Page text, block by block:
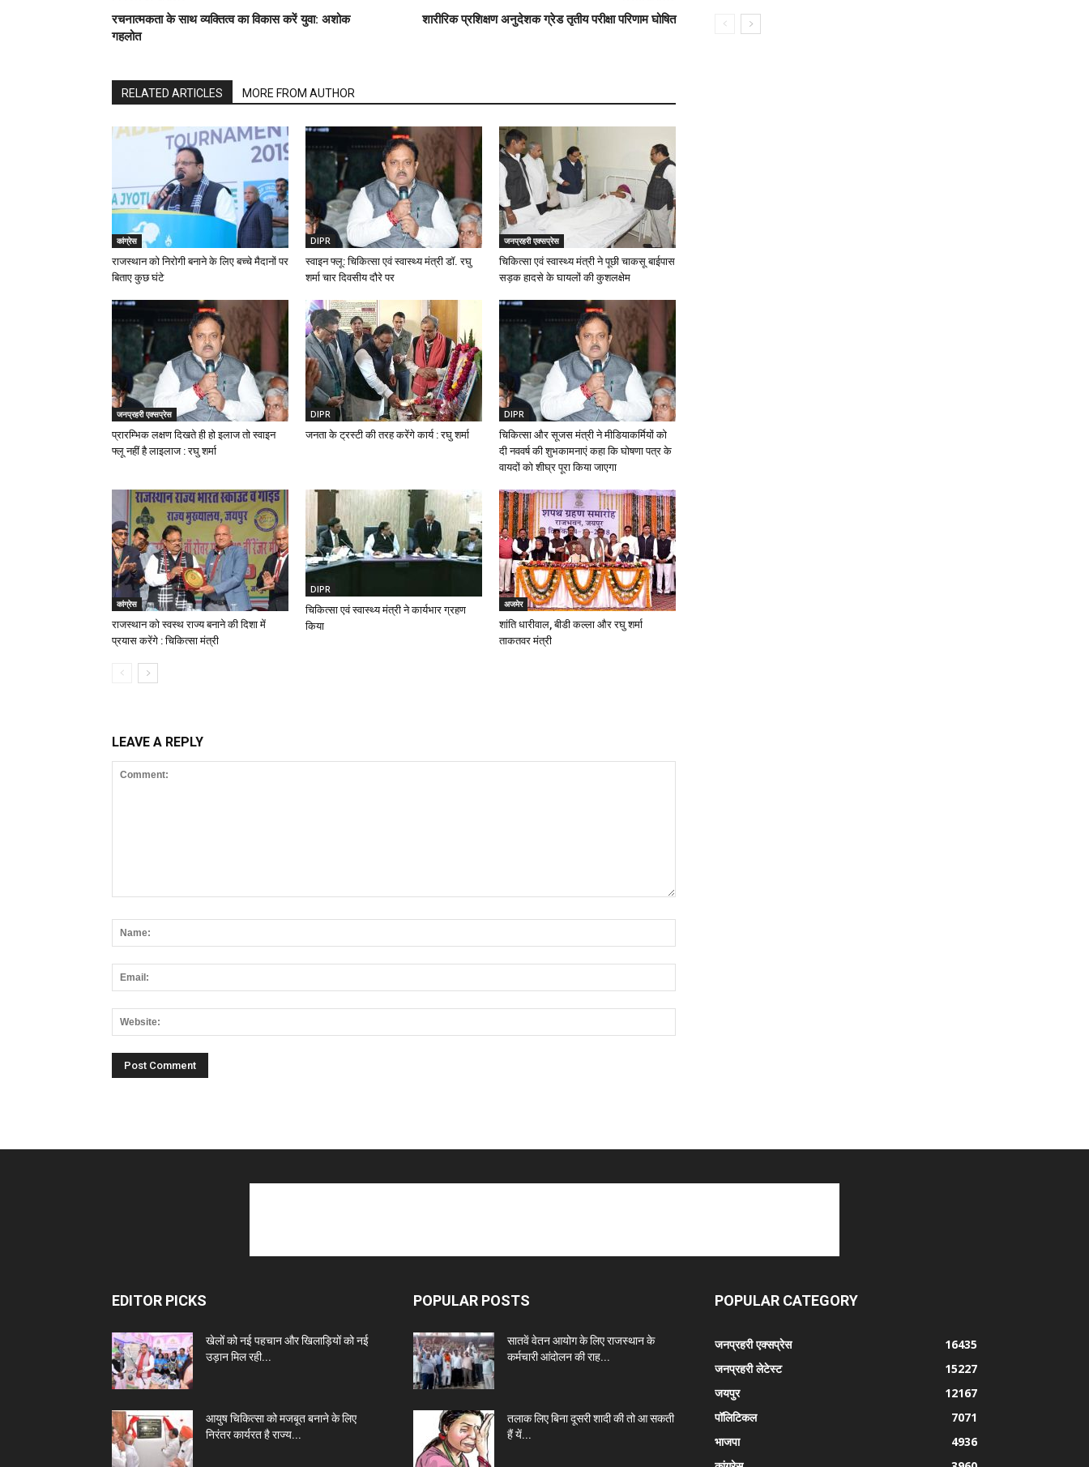
रचनात्मकता के साथ व्यक्तित्व का विकास करें युवा: अशोक
गहलोत
शारीरिक प्रशिक्षण अनुदेशक ग्रेड तृतीय परीक्षा परिणाम घोषित
RELATED ARTICLES MORE FROM AUTHOR
कांग्रेस
राजस्थान को निरोगी बनाने के लिए बच्चे मैदानों पर
बिताए कुछ घंटे
DIPR
स्वाइन फ्लू: चिकित्सा एवं स्वास्थ्य मंत्री डॉ. रघु
शर्मा चार दिवसीय दौरे पर
जनप्रहरी एक्सप्रेस
चिकित्सा एवं स्वास्थ्य मंत्री ने पूछी चाकसू बाईपास
सड़क हादसे के घायलों की कुशलक्षेम
जनप्रहरी एक्सप्रेस
प्रारम्भिक लक्षण दिखते ही हो इलाज तो स्वाइन
फ्लू नहीं है लाइलाज : रघु शर्मा
DIPR
जनता के ट्रस्टी की तरह करेंगे कार्य : रघु शर्मा
DIPR
चिकित्सा और सूजस मंत्री ने मीडियाकर्मियों को
दी नववर्ष की शुभकामनाएं कहा कि घोषणा पत्र के
वायदों को शीघ्र पूरा किया जाएगा
कांग्रेस
राजस्थान को स्वस्थ राज्य बनाने की दिशा में
प्रयास करेंगे : चिकित्सा मंत्री
DIPR
चिकित्सा एवं स्वास्थ्य मंत्री ने कार्यभार ग्रहण
किया
अजमेर
शांति धारीवाल, बीडी कल्ला और रघु शर्मा
ताकतवर मंत्री
LEAVE A REPLY
EDITOR PICKS
खेलों को नई पहचान और खिलाड़ियों को नई
उड़ान मिल रही...
आयुष चिकित्सा को मजबूत बनाने के लिए
निरंतर कार्यरत है राज्य...
POPULAR POSTS
सातवें वेतन आयोग के लिए राजस्थान के
कर्मचारी आंदोलन की राह...
तलाक लिए बिना दूसरी शादी की तो आ सकती
हैं यें...
POPULAR CATEGORY
जनप्रहरी एक्सप्रेस
16435
जनप्रहरी लेटेस्ट
15227
जयपुर
12167
पॉलिटिकल
7071
भाजपा
4936